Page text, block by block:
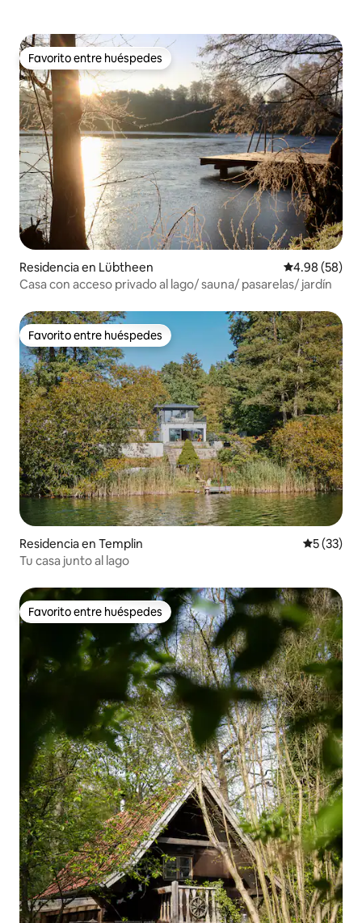
Favorito entre huéspedes
Favorito entre huéspedes
Residencia en Lübtheen Calificación
4.98 (58)
Casa con acceso privado al lago/ sauna/ pasarelas/ jardín
Favorito entre huéspedes
Favorito entre huéspedes
Residencia en Templin
5 (33)
Tu casa junto al lago
Favorito entre huéspedes
Favorito entre huéspedes